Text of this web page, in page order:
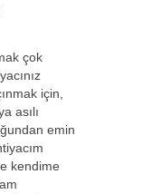
çok
için,
asılı
emin
kendime